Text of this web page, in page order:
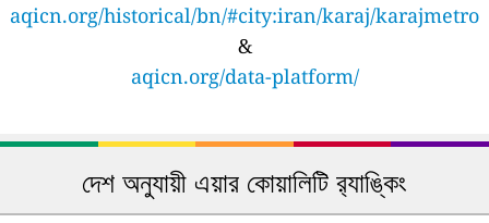
aqicn.org/historical/bn/#city:iran/karaj/karajmetro
&
aqicn.org/data-platform/
দেশ অনুযায়ী এয়ার কোয়ালিটি র‍্যাঙ্কিং